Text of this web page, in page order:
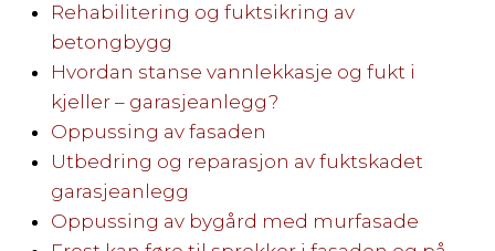
Rehabilitering og fuktsikring av
betongbygg
Hvordan stanse vannlekkasje og fukt i
kjeller – garasjeanlegg?
Oppussing av fasaden
Utbedring og reparasjon av fuktskadet
garasjeanlegg
Oppussing av bygård med murfasade